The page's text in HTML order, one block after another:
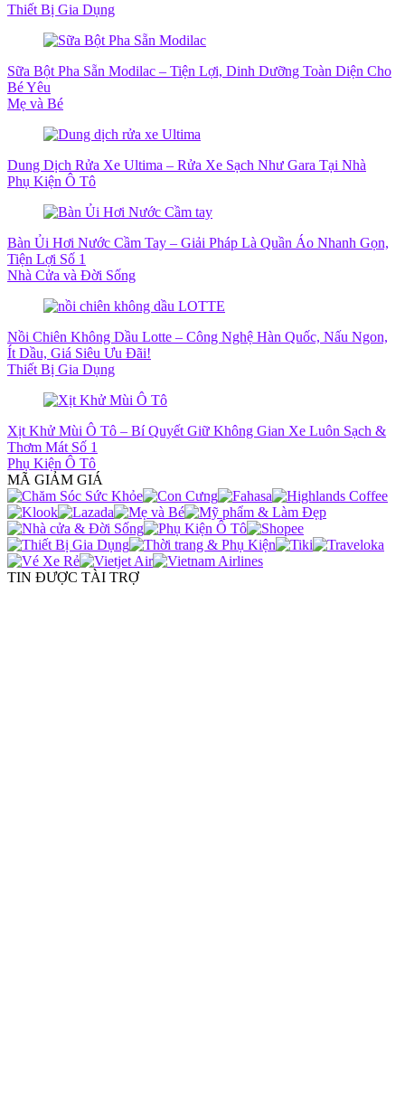
Thiết Bị Gia Dụng
Sữa Bột Pha Sẵn Modilac – Tiện Lợi, Dinh Dưỡng Toàn Diện Cho
Bé Yêu
Mẹ và Bé
Dung Dịch Rửa Xe Ultima – Rửa Xe Sạch Như Gara Tại Nhà
Phụ Kiện Ô Tô
Bàn Ủi Hơi Nước Cầm Tay – Giải Pháp Là Quần Áo Nhanh Gọn,
Tiện Lợi Số 1
Nhà Cửa và Đời Sống
Nồi Chiên Không Dầu Lotte – Công Nghệ Hàn Quốc, Nấu Ngon,
Ít Dầu, Giá Siêu Ưu Đãi!
Thiết Bị Gia Dụng
Xịt Khử Mùi Ô Tô – Bí Quyết Giữ Không Gian Xe Luôn Sạch &
Thơm Mát Số 1
Phụ Kiện Ô Tô
MÃ GIẢM GIÁ
TIN ĐƯỢC TÀI TRỢ